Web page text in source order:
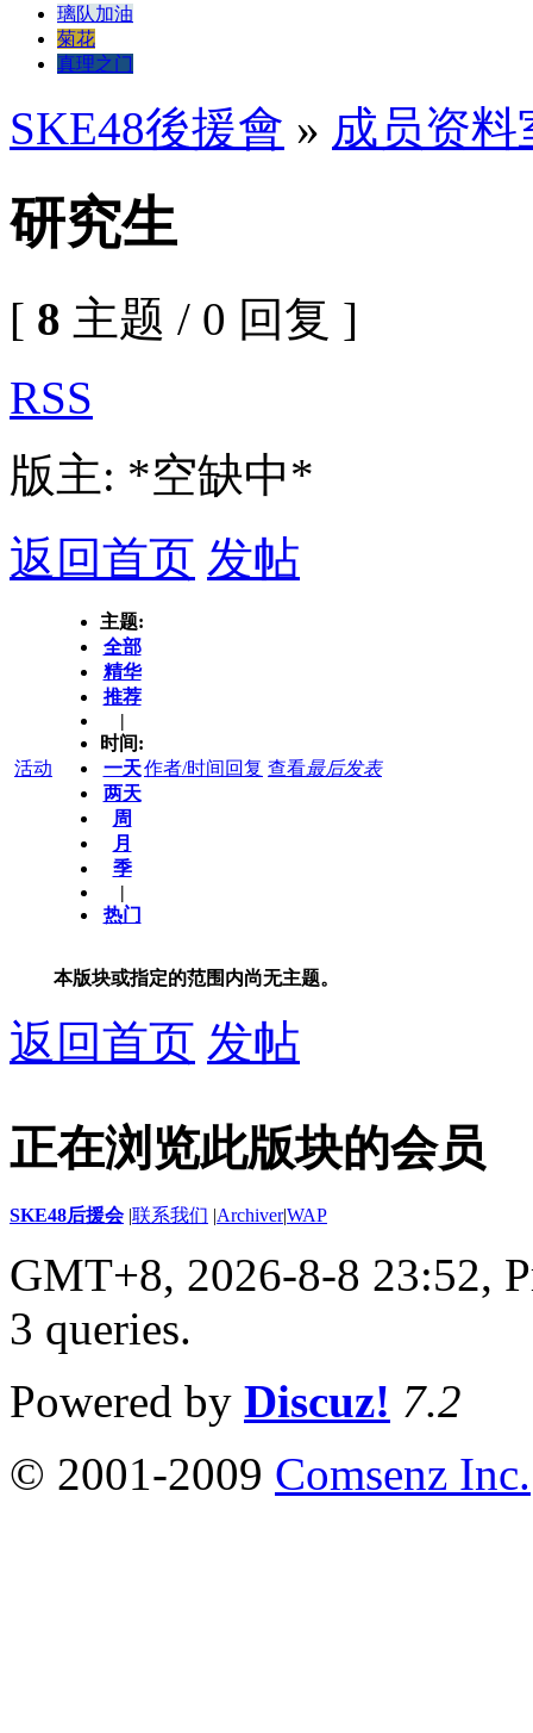
璃队加油
菊花
真理之门
SKE48後援會 » 成员资料
研究生
[ 8 主题 / 0 回复 ]
RSS
版主: *空缺中*
返回首页 发帖
活动
主题:
全部
精华
推荐
|
时间:
一天
两天
周
月
季
|
热门
作者/时间 回复 查看最后发表
本版块或指定的范围内尚无主题。
返回首页 发帖
正在浏览此版块的会员
SKE48后援会 |联系我们 |Archiver|WAP
GMT+8, 2026-8-8 23:52,
3 queries.
Powered by Discuz! 7.2
© 2001-2009 Comsenz Inc.